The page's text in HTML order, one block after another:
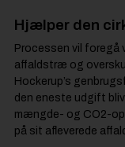
Hjælper den
Processen vil foregå
affaldstræ og
Hockerup’s
den eneste udgift
mængde- og CO2-
på sit afleverede